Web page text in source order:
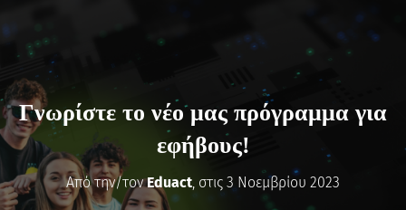
Γνωρίστε το νέο μας πρόγραμμα για
εφήβους!
Από την/τονEduact , στις 3 Νοεμβρίου 2023